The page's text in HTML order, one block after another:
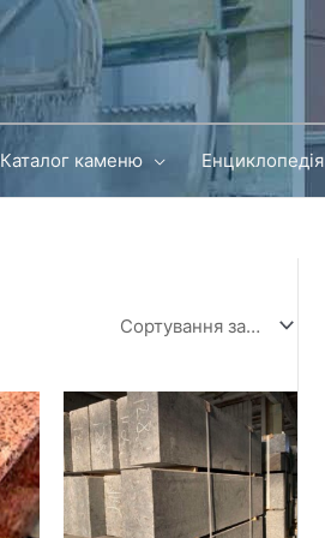
Каталог каменю Енциклопедія